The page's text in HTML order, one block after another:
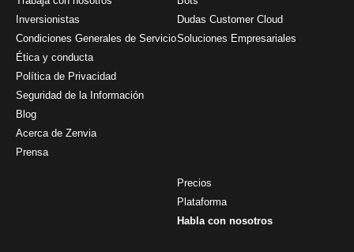
Inversionistas
Condiciones Generales de Servicio
Ética y conducta
Política de Privacidad
Seguridad de la Información
Blog
Acerca de Zenvia
Prensa
Dudas Customer Cloud
Soluciones Empresariales
Precios
Plataforma
Habla con nosotros